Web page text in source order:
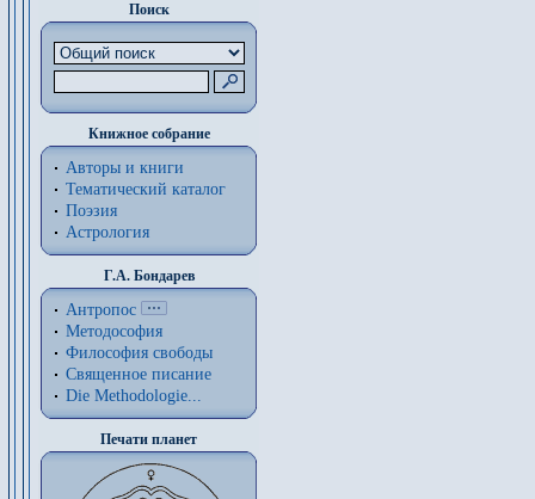
Поиск
Книжное собрание
Авторы и книги
Тематический каталог
Поэзия
Астрология
Г.А. Бондарев
Антропос
Методософия
Философия cвободы
Священное писание
Die Methodologie...
Печати планет